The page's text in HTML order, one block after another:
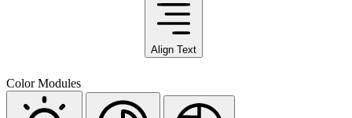
Align Text
Color Modules